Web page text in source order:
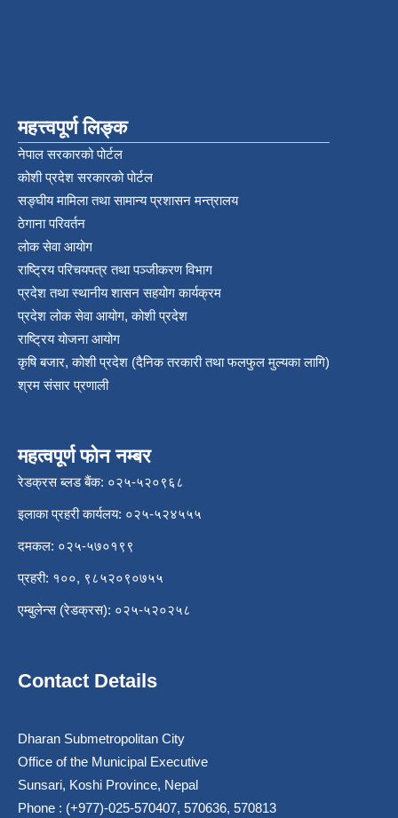
महत्त्वपूर्ण लिङ्क
नेपाल सरकारको पोर्टल
कोशी प्रदेश सरकारको पोर्टल
सङ्‍घीय मामिला तथा सामान्य प्रशासन मन्त्रालय
ठेगाना परिवर्तन
लोक सेवा आयोग
राष्ट्रिय परिचयपत्र तथा पञ्‍जीकरण विभाग
प्रदेश तथा स्थानीय शासन सहयोग कार्यक्रम
प्रदेश लोक सेवा आयोग, कोशी प्रदेश
राष्ट्रिय योजना आयोग
कृषि बजार, कोशी प्रदेश (दैनिक तरकारी तथा फलफुल मुल्यका लागि)
श्रम संसार प्रणाली
महत्वपूर्ण फोन नम्बर
रेडक्रस ब्लड बैंक: ०२५-५२०९६८
इलाका प्रहरी कार्यलय: ०२५-५२४५५५
दमकल: ०२५-५७०१९९
प्रहरी: १००, ९८५२०९०७५५
एम्बुलेन्स (रेडक्रस): ०२५-५२०२५८
Contact Details
Dharan Submetropolitan City
Office of the Municipal Executive
Sunsari, Koshi Province, Nepal
Phone : (+977)-025-570407, 570636, 570813